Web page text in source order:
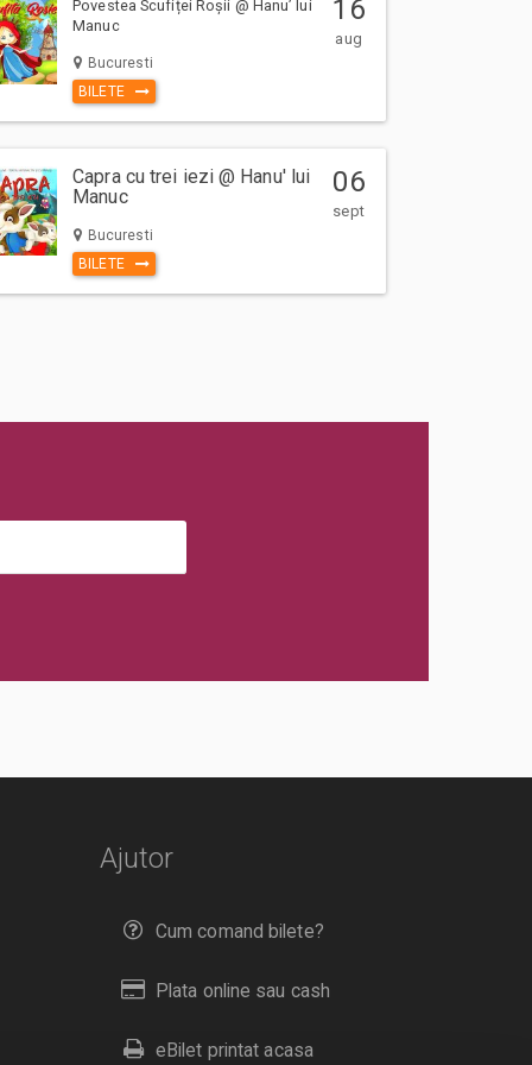
Povestea Scufiței Roșii @ Hanu’ lui
Manuc
Bucuresti
BILETE
16
aug
Capra cu trei iezi @ Hanu' lui
Manuc
Bucuresti
BILETE
06
sept
Ajutor
Cum comand bilete?
Plata online sau cash
eBilet printat acasa